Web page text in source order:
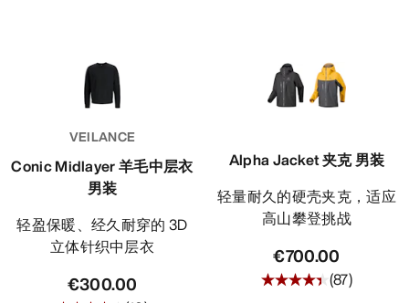
VEILANCE
Conic Midlayer 羊毛中层衣
男装
轻盈保暖、经久耐穿的 3D
立体针织中层衣
€300.00
Alpha Jacket 夹克 男装
轻量耐久的硬壳夹克，适应
高山攀登挑战
€700.00
(87)